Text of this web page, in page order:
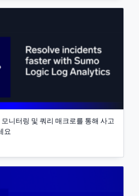
니터링 및 쿼리 매크로를 통해 사고
요